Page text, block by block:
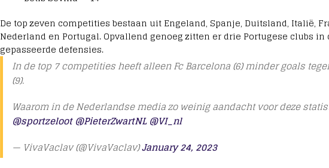
De top zeven competities bestaan uit Engeland, Spanje, Duitsland, Italië,
Nederland en Portugal. Opvallend genoeg zitten er drie Portugese clubs
gepasseerde defensies.
In de top 7 competities heeft alleen Fc Barcelona (6) minder goals
(9).
Waarom in de Nederlandse media zo weinig aandacht voor deze
@sportzeloot @PieterZwartNL @VI_nl
— VivaVaclav (@VivaVaclav)January 24, 2023